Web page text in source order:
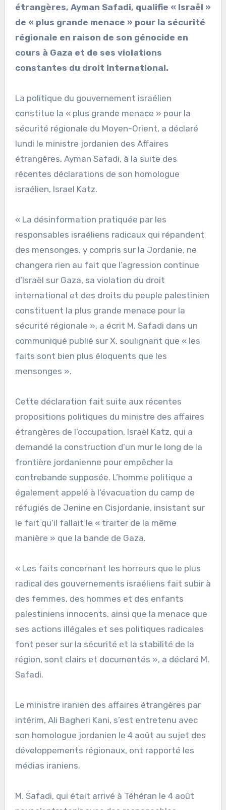
étrangères, Ayman Safadi, qualifie « Israël »
de « plus grande menace » pour la sécurité
régionale en raison de son génocide en
cours à Gaza et de ses violations
constantes du droit international.
La politique du gouvernement israélien
constitue la « plus grande menace » pour la
sécurité régionale du Moyen-Orient, a déclaré
lundi le ministre jordanien des Affaires
étrangères, Ayman Safadi, à la suite des
récentes déclarations de son homologue
israélien, Israel Katz.
« La désinformation pratiquée par les
responsables israéliens radicaux qui répandent
des mensonges, y compris sur la Jordanie, ne
changera rien au fait que l’agression continue
d’Israël sur Gaza, sa violation du droit
international et des droits du peuple palestinien
constituent la plus grande menace pour la
sécurité régionale », a écrit M. Safadi dans un
communiqué publié sur X, soulignant que « les
faits sont bien plus éloquents que les
mensonges ».
Cette déclaration fait suite aux récentes
propositions politiques du ministre des affaires
étrangères de l’occupation, Israël Katz, qui a
demandé la construction d’un mur le long de la
frontière jordanienne pour empêcher la
contrebande supposée. L’homme politique a
également appelé à l’évacuation du camp de
réfugiés de Jenine en Cisjordanie, insistant sur
le fait qu’il fallait le « traiter de la même
manière » que la bande de Gaza.
« Les faits concernant les horreurs que le plus
radical des gouvernements israéliens fait subir à
des femmes, des hommes et des enfants
palestiniens innocents, ainsi que la menace que
ses actions illégales et ses politiques radicales
font peser sur la sécurité et la stabilité de la
région, sont clairs et documentés », a déclaré M.
Safadi.
Le ministre iranien des affaires étrangères par
intérim, Ali Bagheri Kani, s’est entretenu avec
son homologue jordanien le 4 août au sujet des
développements régionaux, ont rapporté les
médias iraniens.
M. Safadi, qui était arrivé à Téhéran le 4 août